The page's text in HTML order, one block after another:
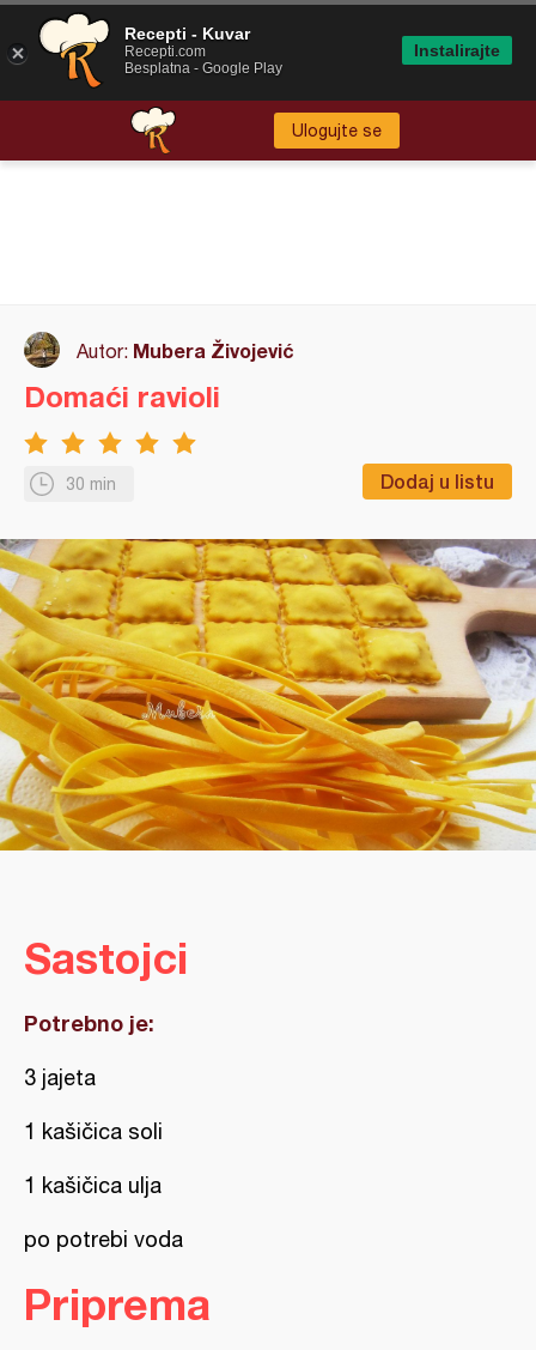
Ulogujte se
Autor: Mubera Živojević
30 min Dodaj u listu
Domaći ravioli
Sastojci
Potrebno je:
3 jajeta
1 kašičica soli
1 kašičica ulja
po potrebi voda
Priprema
Recepti - Kuvar
Recepti.com
Besplatna - Google Play
Instalirajte